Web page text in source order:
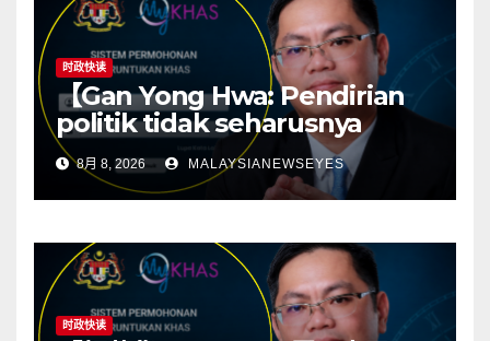
时政快读
【Gan Yong Hwa: Pendirian
politik tidak seharusnya
menentukan sumber
kawasan; ketelusan asas
kepada politik yang sihat】
8月 8, 2026 MALAYSIANEWSEYES
时政快读